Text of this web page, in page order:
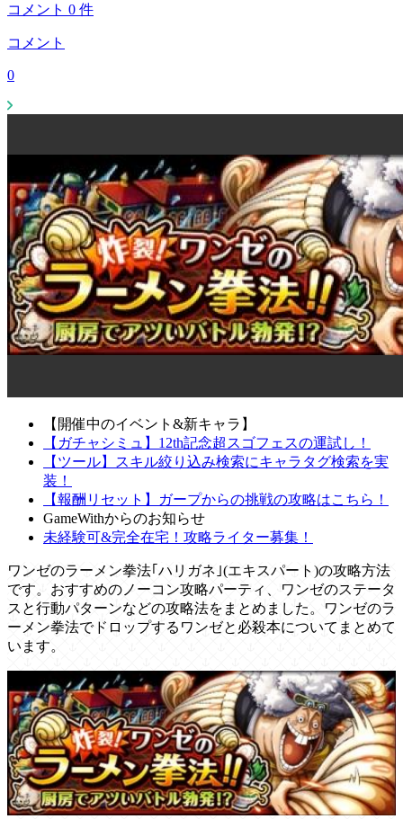
コメント 0 件
コメント
0
【開催中のイベント&新キャラ】
【ガチャシミュ】12th記念超スゴフェスの運試し！
【ツール】スキル絞り込み検索にキャラタグ検索を実
装！
【報酬リセット】ガープからの挑戦の攻略はこちら！
GameWithからのお知らせ
未経験可&完全在宅！攻略ライター募集！
ワンゼのラーメン拳法｢ハリガネ｣(エキスパート)の攻略方法
です。おすすめのノーコン攻略パーティ、ワンゼのステータ
スと行動パターンなどの攻略法をまとめました。ワンゼのラ
ーメン拳法でドロップするワンゼと必殺本についてまとめて
います。